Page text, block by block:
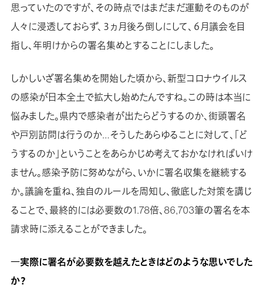
思っていたのですが、その時点ではまだまだ運動そのものが
人々に浸透しておらず、３ヵ月後ろ倒しにして、６月議会を目
指し、年明けからの署名集めとすることにしました。
しかしいざ署名集めを開始した頃から、新型コロナウイルス
の感染が日本全土で拡大し始めたんですね。この時は本当に
悩みました。県内で感染者が出たらどうするのか、街頭署名
や戸別訪問は行うのか…そうしたあらゆることに対して、「ど
うするのか」ということをあらかじめ考えておかなければいけ
ません。感染予防に努めながら、いかに署名収集を継続する
か。議論を重ね、独自のルールを周知し、徹底した対策を講じ
ることで、最終的には必要数の1.78倍、86,703筆の署名を本
請求時に添えることができました。
―実際に署名が必要数を越えたときはどのような思いでした
か？